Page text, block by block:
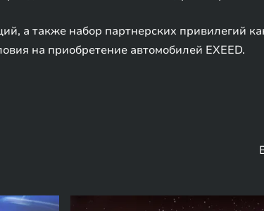
а также набор партнерских привилегий
на приобретение автомобилей EXEED.